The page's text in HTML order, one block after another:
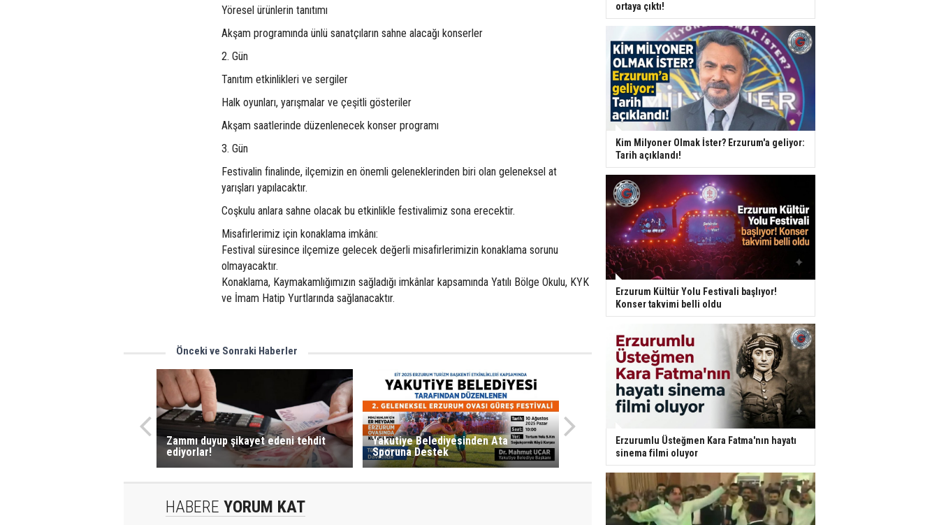
Yöresel ürünlerin tanıtımı
Akşam programında ünlü sanatçıların sahne alacağı konserler
2. Gün
Tanıtım etkinlikleri ve sergiler
Halk oyunları, yarışmalar ve çeşitli gösteriler
Akşam saatlerinde düzenlenecek konser programı
3. Gün
Festivalin finalinde, ilçemizin en önemli geleneklerinden biri olan geleneksel at
yarışları yapılacaktır.
Coşkulu anlara sahne olacak bu etkinlikle festivalimiz sona erecektir.
Misafirlerimiz için konaklama imkânı:
Festival süresince ilçemize gelecek değerli misafirlerimizin konaklama sorunu
olmayacaktır.
Konaklama, Kaymakamlığımızın sağladığı imkânlar kapsamında Yatılı Bölge Okulu, KYK
ve İmam Hatip Yurtlarında sağlanacaktır.
Önceki ve Sonraki Haberler
Zammı duyup şikayet edeni tehdit
ediyorlar!
Yakutiye Belediyesinden Ata
Sporuna Destek
HABERE YORUM KAT
ortaya çıktı!
Kim Milyoner Olmak İster? Erzurum'a geliyor:
Tarih açıklandı!
Erzurum Kültür Yolu Festivali başlıyor!
Konser takvimi belli oldu
Erzurumlu Üsteğmen Kara Fatma'nın hayatı
sinema filmi oluyor